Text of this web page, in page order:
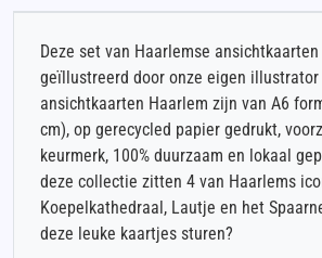
Deze set van Haarlemse
geïllustreerd door onze eigen illustrator
ansichtkaarten Haarlem zijn van A6
cm), op gerecycled papier gedrukt,
keurmerk, 100% duurzaam en lokaal
deze collectie zitten 4 van Haarlems
Koepelkathedraal, Lautje en het
deze leuke kaartjes sturen?